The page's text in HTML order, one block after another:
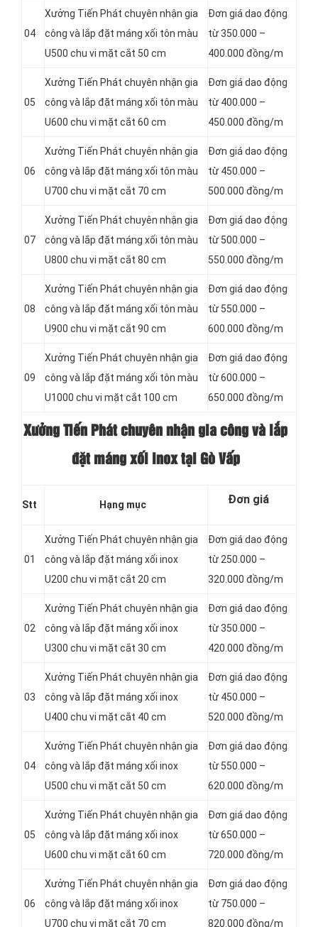
04
Xưởng Tiến Phát chuyên nhận gia
công và lắp đặt máng xối tôn màu
U500 chu vi mặt cắt 50 cm
Đơn giá dao động
từ 350.000 –
400.000 đồng/m
05
Xưởng Tiến Phát chuyên nhận gia
công và lắp đặt máng xối tôn màu
U600 chu vi mặt cắt 60 cm
Đơn giá dao động
từ 400.000 –
450.000 đồng/m
06
Xưởng Tiến Phát chuyên nhận gia
công và lắp đặt máng xối tôn màu
U700 chu vi mặt cắt 70 cm
Đơn giá dao động
từ 450.000 –
500.000 đồng/m
07
Xưởng Tiến Phát chuyên nhận gia
công và lắp đặt máng xối tôn màu
U800 chu vi mặt cắt 80 cm
Đơn giá dao động
từ 500.000 –
550.000 đồng/m
08
Xưởng Tiến Phát chuyên nhận gia
công và lắp đặt máng xối tôn màu
U900 chu vi mặt cắt 90 cm
Đơn giá dao động
từ 550.000 –
600.000 đồng/m
09
Xưởng Tiến Phát chuyên nhận gia
công và lắp đặt máng xối tôn màu
U1000 chu vi mặt cắt 100 cm
Đơn giá dao động
từ 600.000 –
650.000 đồng/m
Xưởng Tiến Phát chuyên nhận gia công và lắp
đặt máng xối inox tại Gò Vấp
Stt Hạng mục Đơn giá
01
Xưởng Tiến Phát chuyên nhận gia
công và lắp đặt máng xối inox
U200 chu vi mặt cắt 20 cm
Đơn giá dao động
từ 250.000 –
320.000 đồng/m
02
Xưởng Tiến Phát chuyên nhận gia
công và lắp đặt máng xối inox
U300 chu vi mặt cắt 30 cm
Đơn giá dao động
từ 350.000 –
420.000 đồng/m
03
Xưởng Tiến Phát chuyên nhận gia
công và lắp đặt máng xối inox
U400 chu vi mặt cắt 40 cm
Đơn giá dao động
từ 450.000 –
520.000 đồng/m
04
Xưởng Tiến Phát chuyên nhận gia
công và lắp đặt máng xối inox
U500 chu vi mặt cắt 50 cm
Đơn giá dao động
từ 550.000 –
620.000 đồng/m
05
Xưởng Tiến Phát chuyên nhận gia
công và lắp đặt máng xối inox
U600 chu vi mặt cắt 60 cm
Đơn giá dao động
từ 650.000 –
720.000 đồng/m
06
Xưởng Tiến Phát chuyên nhận gia
công và lắp đặt máng xối inox
U700 chu vi mặt cắt 70 cm
Đơn giá dao động
từ 750.000 –
820.000 đồng/m